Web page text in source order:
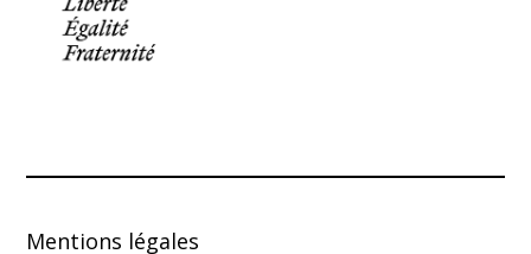
Mentions légales